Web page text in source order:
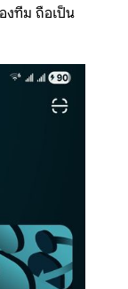
งทีม ถือเป็น